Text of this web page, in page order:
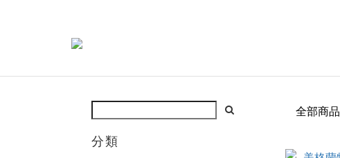
分類
全部商品